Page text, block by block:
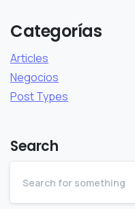
Categorías
Articles
Negocios
Post Types
Search